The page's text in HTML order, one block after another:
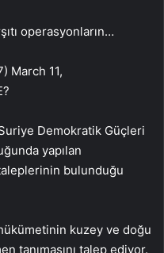
operasyonların…
March 11,
Demokratik Güçleri
yapılan
taleplerinin bulunduğu
kuzey ve doğu
tanımasını talep ediyor.